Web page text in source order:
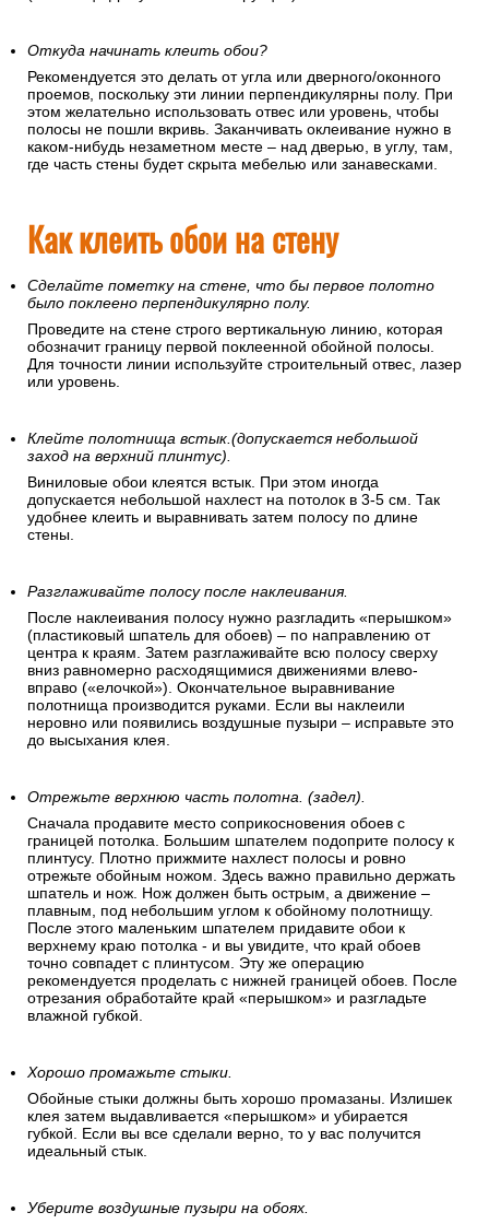
Откуда начинать клеить обои?
Рекомендуется это делать от угла или дверного/оконного
проемов, поскольку эти линии перпендикулярны полу. При
этом желательно использовать отвес или уровень, чтобы
полосы не пошли вкривь. Заканчивать оклеивание нужно в
каком-нибудь незаметном месте – над дверью, в углу, там,
где часть стены будет скрыта мебелью или занавесками.
Как клеить обои на стену
Сделайте пометку на стене, что бы первое полотно
было поклеено перпендикулярно полу.
Проведите на стене строго вертикальную линию, которая
обозначит границу первой поклеенной обойной полосы.
Для точности линии используйте строительный отвес, лазер
или уровень.
Клейте полотнища встык.(допускается небольшой
заход на верхний плинтус).
Виниловые обои клеятся встык. При этом иногда
допускается небольшой нахлест на потолок в 3-5 см. Так
удобнее клеить и выравнивать затем полосу по длине
стены.
Разглаживайте полосу после наклеивания.
После наклеивания полосу нужно разгладить «перышком»
(пластиковый шпатель для обоев) – по направлению от
центра к краям. Затем разглаживайте всю полосу сверху
вниз равномерно расходящимися движениями влево-
вправо («елочкой»). Окончательное выравнивание
полотнища производится руками. Если вы наклеили
неровно или появились воздушные пузыри – исправьте это
до высыхания клея.
Отрежьте верхнюю часть полотна. (задел).
Сначала продавите место соприкосновения обоев с
границей потолка. Большим шпателем подоприте полосу к
плинтусу. Плотно прижмите нахлест полосы и ровно
отрежьте обойным ножом. Здесь важно правильно держать
шпатель и нож. Нож должен быть острым, а движение –
плавным, под небольшим углом к обойному полотнищу.
После этого маленьким шпателем придавите обои к
верхнему краю потолка - и вы увидите, что край обоев
точно совпадет с плинтусом. Эту же операцию
рекомендуется проделать с нижней границей обоев. После
отрезания обработайте край «перышком» и разгладьте
влажной губкой.
Хорошо промажьте стыки.
Обойные стыки должны быть хорошо промазаны. Излишек
клея затем выдавливается «перышком» и убирается
губкой. Если вы все сделали верно, то у вас получится
идеальный стык.
Уберите воздушные пузыри на обоях.